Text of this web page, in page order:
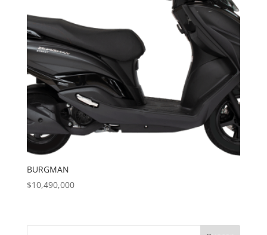
BURGMAN
$10,490,000